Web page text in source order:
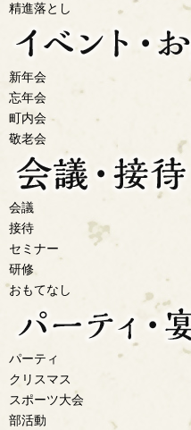
精進落とし
新年会
忘年会
町内会
敬老会
会議
接待
セミナー
研修
おもてなし
パーティ
クリスマス
スポーツ大会
部活動